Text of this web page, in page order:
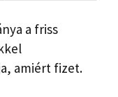
a friss
amiért fizet.